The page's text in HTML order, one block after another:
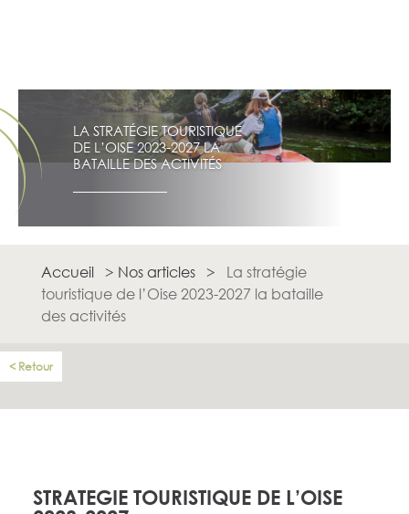
LA STRATÉGIE TOURISTIQUE
DE L’OISE 2023-2027 LA
BATAILLE DES ACTIVITÉS
Accueil > Nos articles >
La stratégie
touristique de l’Oise 2023-2027 la bataille
des activités
Retour
STRATEGIE TOURISTIQUE DE L’OISE